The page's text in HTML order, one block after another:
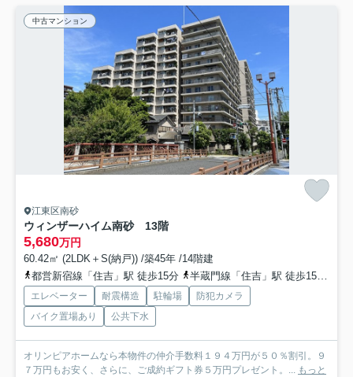
中古マンション
江東区南砂
ウィンザーハイム南砂 13階
5,680万円
60.42㎡ (2LDK＋S(納戸)) /築45年 /14階建
都営新宿線「住吉」駅 徒歩15分
半蔵門線「住吉」駅 徒歩15分
エレベーター 耐震構造 駐輪場
防犯カメラ
バイク置場あり
公共下水
オリンピアホームなら本物件の仲介手数料１９４万円が５０％割引。９
７万円もお安く、さらに、ご成約ギフト券５万円プレゼント。...
もっと